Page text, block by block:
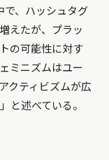
で、ハッシュタグ
えたが、プラッ
の可能性に対す
ミニズムはユー
クティビズムが広
と述べている。